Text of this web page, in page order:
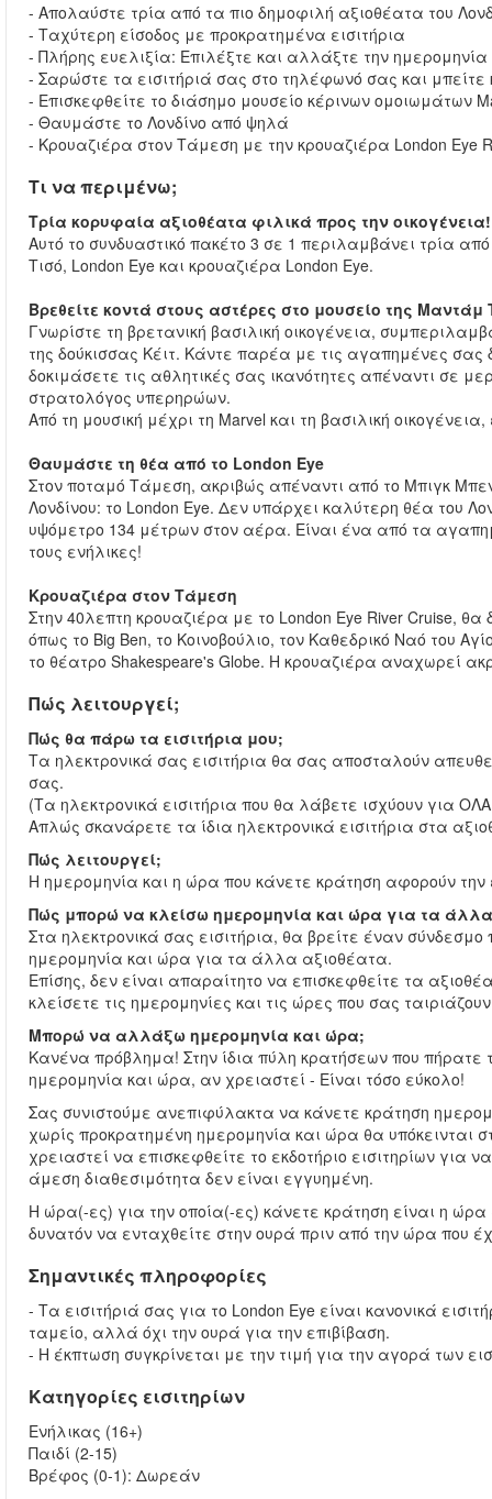
- Απολαύστε τρία από τα πιο δημοφιλή αξιοθέατα του
- Ταχύτερη είσοδος με προκρατημένα εισιτήρια
- Πλήρης ευελιξία: Επιλέξτε και αλλάξτε την
- Σαρώστε τα εισιτήριά σας στο τηλέφωνό σας και
- Επισκεφθείτε το διάσημο μουσείο κέρινων ομοιωμάτων
- Θαυμάστε το Λονδίνο από ψηλά
- Κρουαζιέρα στον Τάμεση με την κρουαζιέρα London Eye
Τι να περιμένω;
Τρία κορυφαία αξιοθέατα φιλικά προς την οικογένεια!
Αυτό το συνδυαστικό πακέτο 3 σε 1 περιλαμβάνει τρία
Τισό, London Eye και κρουαζιέρα London Eye.
Βρεθείτε κοντά στους αστέρες στο μουσείο της Μαντάμ
Γνωρίστε τη βρετανική βασιλική οικογένεια,
της δούκισσας Κέιτ. Κάντε παρέα με τις αγαπημένες
δοκιμάσετε τις αθλητικές σας ικανότητες απέναντι σε
στρατολόγος υπερηρώων.
Από τη μουσική μέχρι τη Marvel και τη βασιλική
Θαυμάστε τη θέα από το London Eye
Στον ποταμό Τάμεση, ακριβώς απέναντι από το Μπιγκ
Λονδίνου: το London Eye. Δεν υπάρχει καλύτερη θέα του
υψόμετρο 134 μέτρων στον αέρα. Είναι ένα από τα
τους ενήλικες!
Κρουαζιέρα στον Τάμεση
Στην 40λεπτη κρουαζιέρα με το London Eye River Cruise,
όπως το Big Ben, το Κοινοβούλιο, τον Καθεδρικό Ναό του
το θέατρο Shakespeare's Globe. Η κρουαζιέρα αναχωρεί
Πώς λειτουργεί;
Πώς θα πάρω τα εισιτήρια μου;
Τα ηλεκτρονικά σας εισιτήρια θα σας αποσταλούν
σας.
(Τα ηλεκτρονικά εισιτήρια που θα λάβετε ισχύουν για
Απλώς σκανάρετε τα ίδια ηλεκτρονικά εισιτήρια στα
Πώς λειτουργεί;
Η ημερομηνία και η ώρα που κάνετε κράτηση αφορούν την
Πώς μπορώ να κλείσω ημερομηνία και ώρα για τα
Στα ηλεκτρονικά σας εισιτήρια, θα βρείτε έναν
ημερομηνία και ώρα για τα άλλα αξιοθέατα.
Επίσης, δεν είναι απαραίτητο να επισκεφθείτε τα
κλείσετε τις ημερομηνίες και τις ώρες που σας
Μπορώ να αλλάξω ημερομηνία και ώρα;
Κανένα πρόβλημα! Στην ίδια πύλη κρατήσεων που πήρατε
ημερομηνία και ώρα, αν χρειαστεί - Είναι τόσο εύκολο!
Σας συνιστούμε ανεπιφύλακτα να κάνετε κράτηση
χωρίς προκρατημένη ημερομηνία και ώρα θα υπόκεινται
χρειαστεί να επισκεφθείτε το εκδοτήριο εισιτηρίων
άμεση διαθεσιμότητα δεν είναι εγγυημένη.
Η ώρα(-ες) για την οποία(-ες) κάνετε κράτηση είναι η
δυνατόν να ενταχθείτε στην ουρά πριν από την ώρα που
Σημαντικές πληροφορίες
- Τα εισιτήριά σας για το London Eye είναι κανονικά
ταμείο, αλλά όχι την ουρά για την επιβίβαση.
- Η έκπτωση συγκρίνεται με την τιμή για την αγορά των
Κατηγορίες εισιτηρίων
Ενήλικας (16+)
Παιδί (2-15)
Βρέφος (0-1): Δωρεάν